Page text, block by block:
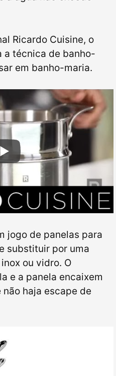
Ricardo Cuisine, o
a técnica de banho-
em banho-maria.
jogo de panelas para
substituir por uma
ou vidro. O
e a panela encaixem
haja escape de